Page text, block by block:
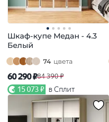
Шкаф-купе Медан - 4.3
Белый
74 цвета
60 290 ₽84 390 ₽
15 073 ₽ в Сплит